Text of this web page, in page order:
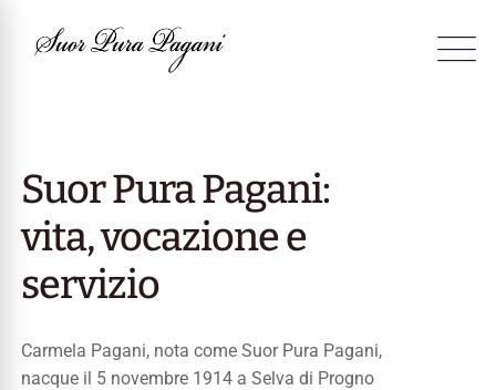
Suor Pura Pagani:
vita, vocazione e
servizio
Carmela Pagani, nota come Suor Pura Pagani,
nacque il 5 novembre 1914 a Selva di Progno